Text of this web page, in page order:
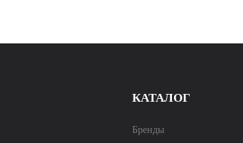
КАТАЛОГ
Бренды